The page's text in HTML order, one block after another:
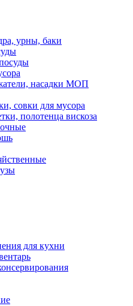
урны, баки
насадки МОП
совки для мусора
полотенца вискоза
для кухни